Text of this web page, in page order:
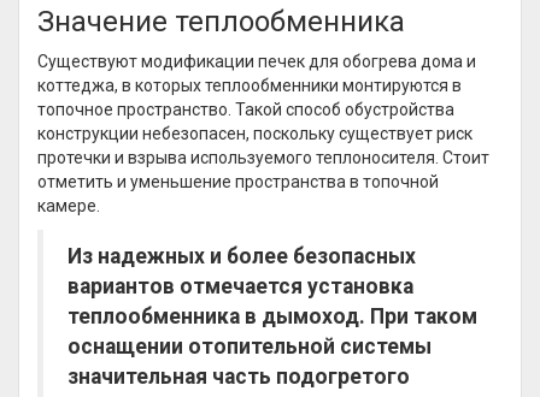
Значение теплообменника
Существуют модификации печек для обогрева дома и
коттеджа, в которых теплообменники монтируются в
топочное пространство. Такой способ обустройства
конструкции небезопасен, поскольку существует риск
протечки и взрыва используемого теплоносителя. Стоит
отметить и уменьшение пространства в топочной
камере.
Из надежных и более безопасных
вариантов отмечается установка
теплообменника в дымоход. При таком
оснащении отопительной системы
значительная часть подогретого